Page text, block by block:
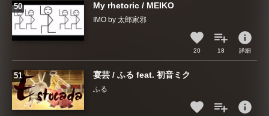
My rhetoric / MEIKO
IMO by 太郎家邪
20 18
info
詳細
宴芸 / ふる feat. 初音ミク
ふる
info